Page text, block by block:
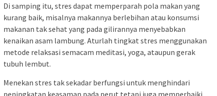
Di samping itu, stres dapat memperparah pola makan yang
kurang baik, misalnya makannya berlebihan atau konsumsi
makanan tak sehat yang pada gilirannya menyebabkan
kenaikan asam lambung. Aturlah tingkat stres menggunakan
metode relaksasi semacam meditasi, yoga, ataupun gerak
tubuh lembut.
Menekan stres tak sekadar berfungsi untuk menghindari
peningkatan keasaman pada perut tetapi juga memperbaiki